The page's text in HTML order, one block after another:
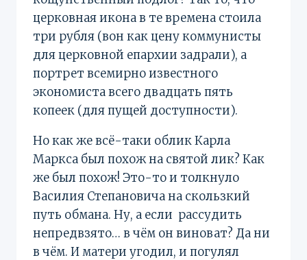
церковная икона в те времена стоила
три рубля (вон как цену коммунисты
для церковной епархии задрали), а
портрет всемирно известного
экономиста всего двадцать пять
копеек (для пущей доступности).
Но как же всё-таки облик Карла
Маркса был похож на святой лик? Как
же был похож! Это-то и толкнуло
Василия Степановича на скользкий
путь обмана. Ну, а если рассудить
непредвзято… в чём он виноват? Да ни
в чём. И матери угодил, и погулял